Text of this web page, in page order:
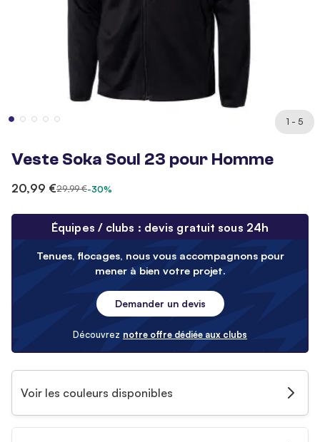
1 - 5
Veste Soka Soul 23 pour Homme
20,99 €29,99 €-30%
Équipes / clubs : devis gratuit sous 24h
Tenues, flocages, nous vous accompagnons pour
mener à bien votre projet.
Demander un devis
Découvrez notre offre dédiée aux clubs
Voir les couleurs disponibles